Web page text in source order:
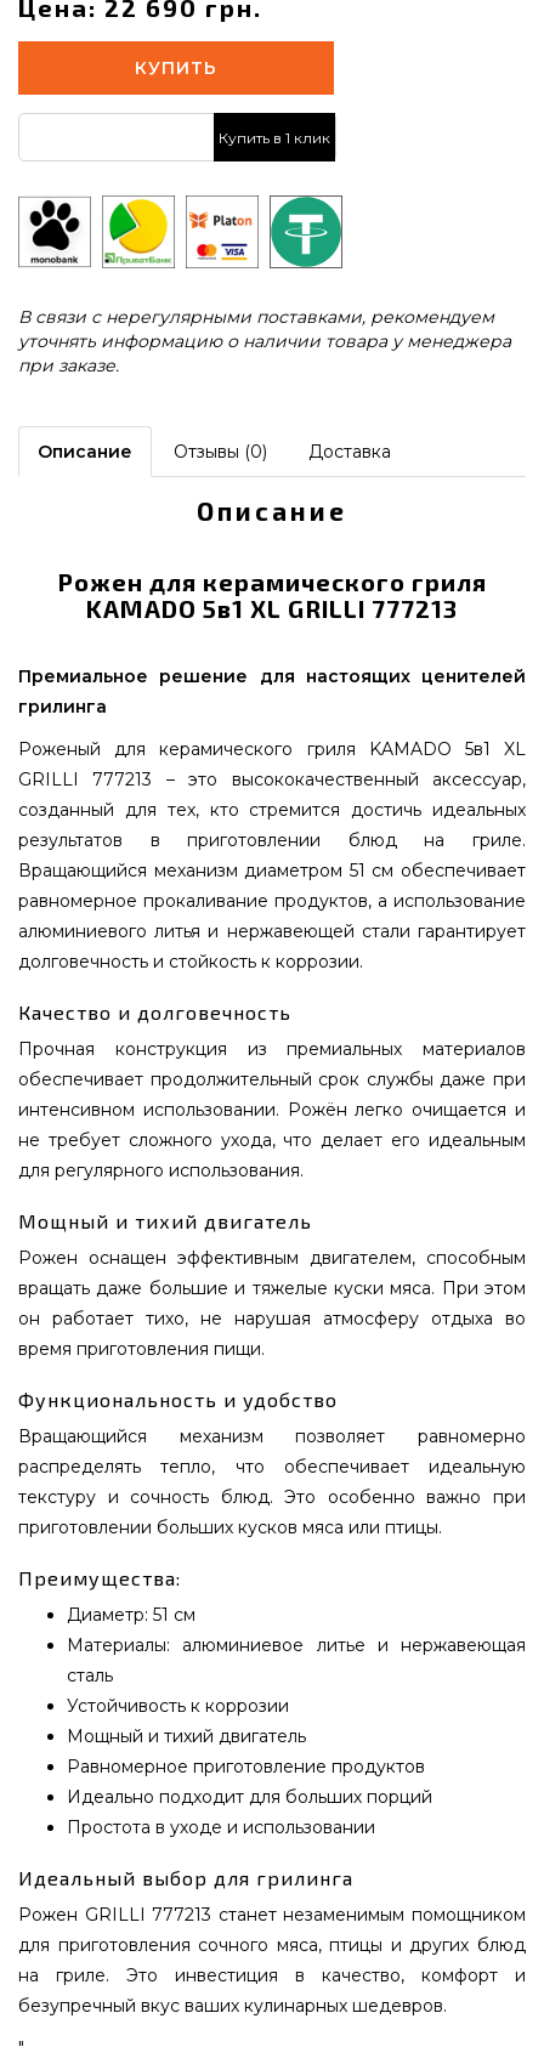
Цена: 22 690 грн.
КУПИТЬ
Купить в 1 клик
В связи с нерегулярными поставками, рекомендуем
уточнять информацию о наличии товара у менеджера
при заказе.
Описание Отзывы (0) Доставка
Описание
Рожен для керамического гриля
KAMADO 5в1 XL GRILLI 777213
Премиальное решение для настоящих ценителей
грилинга
Роженый для керамического гриля KAMADO 5в1 XL
GRILLI 777213 – это высококачественный аксессуар,
созданный для тех, кто стремится достичь идеальных
результатов в приготовлении блюд на гриле.
Вращающийся механизм диаметром 51 см обеспечивает
равномерное прокаливание продуктов, а использование
алюминиевого литья и нержавеющей стали гарантирует
долговечность и стойкость к коррозии.
Качество и долговечность
Прочная конструкция из премиальных материалов
обеспечивает продолжительный срок службы даже при
интенсивном использовании. Рожён легко очищается и
не требует сложного ухода, что делает его идеальным
для регулярного использования.
Мощный и тихий двигатель
Рожен оснащен эффективным двигателем, способным
вращать даже большие и тяжелые куски мяса. При этом
он работает тихо, не нарушая атмосферу отдыха во
время приготовления пищи.
Функциональность и удобство
Вращающийся механизм позволяет равномерно
распределять тепло, что обеспечивает идеальную
текстуру и сочность блюд. Это особенно важно при
приготовлении больших кусков мяса или птицы.
Преимущества:
Диаметр: 51 см
Материалы: алюминиевое литье и нержавеющая
сталь
Устойчивость к коррозии
Мощный и тихий двигатель
Равномерное приготовление продуктов
Идеально подходит для больших порций
Простота в уходе и использовании
Идеальный выбор для грилинга
Рожен GRILLI 777213 станет незаменимым помощником
для приготовления сочного мяса, птицы и других блюд
на гриле. Это инвестиция в качество, комфорт и
безупречный вкус ваших кулинарных шедевров.
"